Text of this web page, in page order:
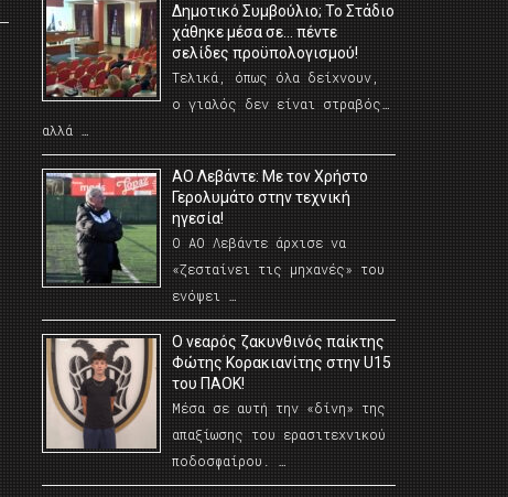
Δημοτικό Συμβούλιο; Το Στάδιο
χάθηκε μέσα σε… πέντε
σελίδες προϋπολογισμού!
Τελικά, όπως όλα δείχνουν,
ο γιαλός δεν είναι στραβός…
αλλά …
ΑΟ Λεβάντε: Με τον Χρήστο
Γερολυμάτο στην τεχνική
ηγεσία!
Ο ΑΟ Λεβάντε άρχισε να
«ζεσταίνει τις μηχανές» του
ενόψει …
O νεαρός ζακυνθινός παίκτης
Φώτης Κορακιανίτης στην U15
του ΠΑΟΚ!
Μέσα σε αυτή την «δίνη» της
απαξίωσης του ερασιτεχνικού
ποδοσφαίρου. …